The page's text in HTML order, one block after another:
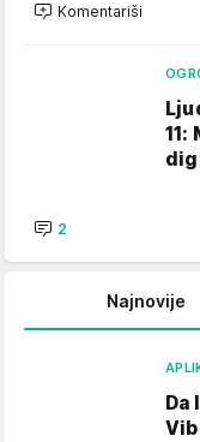
Komentariši
11:
2
Najnovije
Da